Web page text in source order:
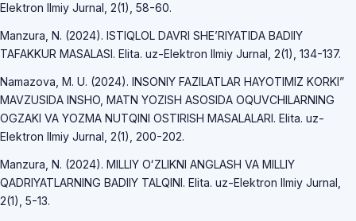
Elektron Ilmiy Jurnal, 2(1), 58-60.
Manzura, N. (2024). ISTIQLOL DAVRI SHE’RIYATIDA BADIIY
TAFAKKUR MASALASI. Elita. uz-Elektron Ilmiy Jurnal, 2(1), 134-137.
Namazova, M. U. (2024). INSONIY FAZILATLAR HAYOTIMIZ KORKI”
MAVZUSIDA INSHO, MATN YOZISH ASOSIDA OQUVCHILARNING
OGZAKI VA YOZMA NUTQINI OSTIRISH MASALALARI. Elita. uz-
Elektron Ilmiy Jurnal, 2(1), 200-202.
Manzura, N. (2024). MILLIY OʻZLIKNI ANGLASH VA MILLIY
QADRIYATLARNING BADIIY TALQINI. Elita. uz-Elektron Ilmiy Jurnal,
2(1), 5-13.